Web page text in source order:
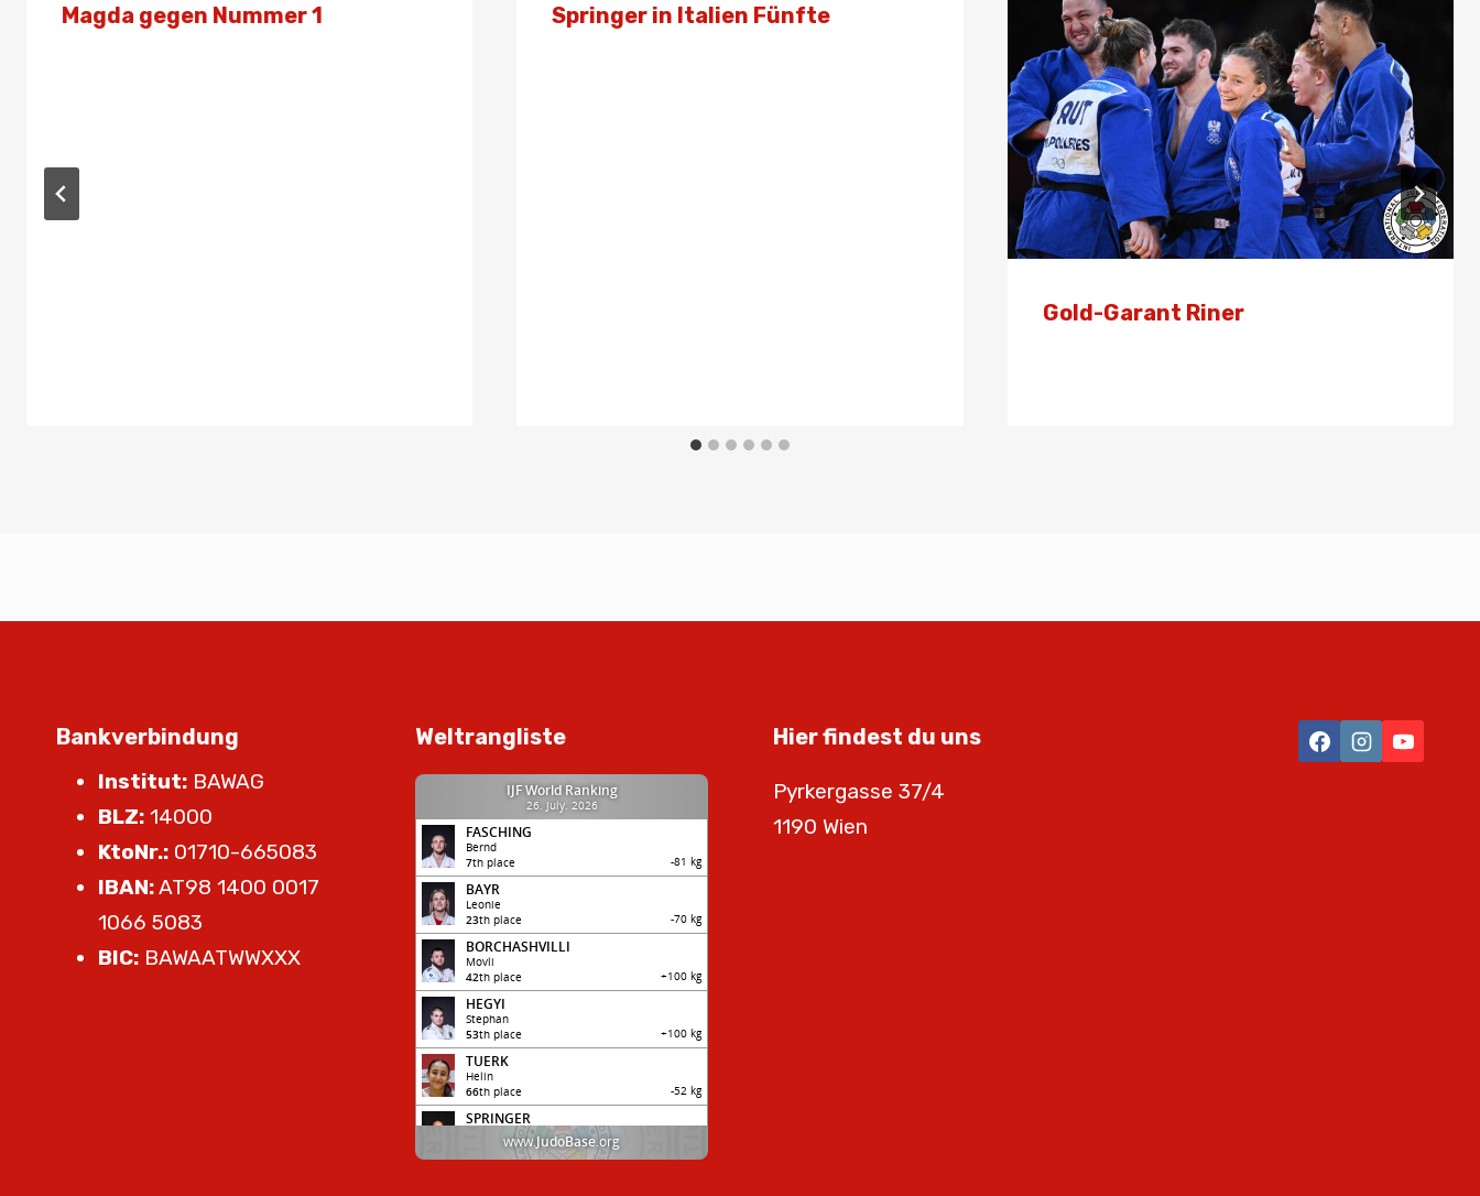
Magda gegen Nummer 1 Springer in Italien Fünfte
Gold-Garant Riner
Bankverbindung
Institut: BAWAG
BLZ: 14000
KtoNr.: 01710-665083
IBAN:AT98 1400 0017
1066 5083
BIC: BAWAATWWXXX
Weltrangliste Hier findest du uns
Pyrkergasse 37/4
1190 Wien